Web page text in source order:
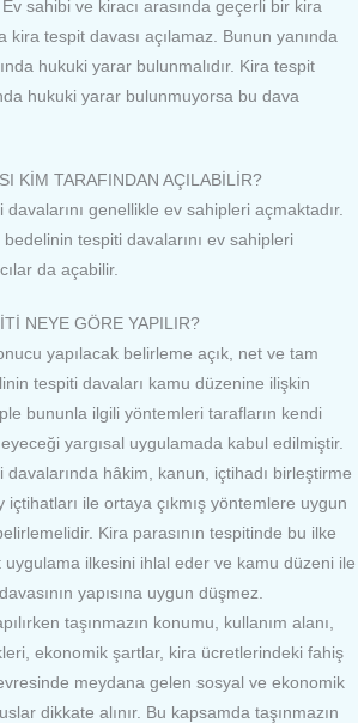
Ev sahibi ve kiracı arasında geçerli bir kira
kira tespit davası açılamaz. Bunun yanında
hukuki yarar bulunmalıdır. Kira tespit
hukuki yarar bulunmuyorsa bu dava
KİM TARAFINDAN AÇILABİLİR?
genellikle ev sahipleri açmaktadır.
tespiti davalarını ev sahipleri
da açabilir.
NEYE GÖRE YAPILIR?
yapılacak belirleme açık, net ve tam
tespiti davaları kamu düzenine ilişkin
bununla ilgili yöntemleri tarafların kendi
yargısal uygulamada kabul edilmiştir.
davalarında hâkim, kanun, içtihadı birleştirme
içtihatları ile ortaya çıkmış yöntemlere uygun
Kira parasının tespitinde bu ilke
uygulama ilkesini ihlal eder ve kamu düzeni ile
yapısına uygun düşmez.
taşınmazın konumu, kullanım alanı,
ekonomik şartlar, kira ücretlerindeki fahiş
meydana gelen sosyal ve ekonomik
dikkate alınır. Bu kapsamda taşınmazın